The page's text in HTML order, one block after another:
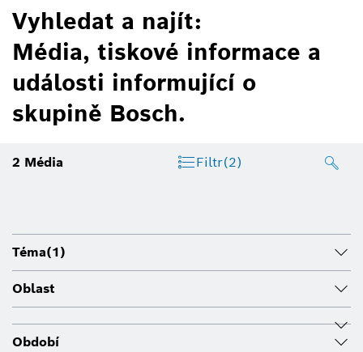
Vyhledat a najít:
Média, tiskové informace a
události informující o
skupině Bosch.
2 Média Filtr(2)
Téma(1)
Oblast
Období